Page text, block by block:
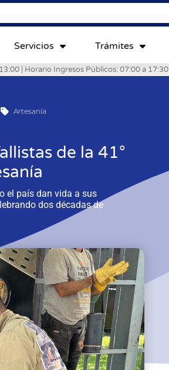
Servicios Trámites
| Horario Ingresos Públicos: 07:00 a 17:30
Artesanía
de la 41°
el país dan vida a sus
dos décadas de